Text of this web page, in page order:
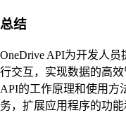
总结
OneDrive API为开发人
行交互，实现数据的高
API的工作原理和使用方
务，扩展应用程序的功能